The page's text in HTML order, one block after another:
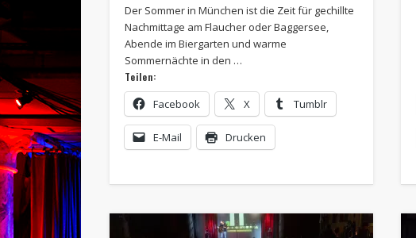
Der Sommer in München ist die Zeit für gechillte
Nachmittage am Flaucher oder Baggersee,
Abende im Biergarten und warme
Sommernächte in den …
Teilen:
Facebook X Tumblr
E-Mail Drucken